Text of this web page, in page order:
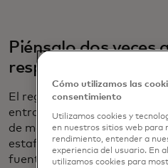
Piénsalo dos veces
responder
El regreso a clases también
entrada llena de emails,
de maestros, escuelas,
estafadores lo saben y, a
fuentes confiables para
Cómo utilizamos las
consentimiento
Utilizamos cookies y
en nuestros sitios web para
rendimiento, entender a
experiencia del usuario. En
utilizamos cookies para